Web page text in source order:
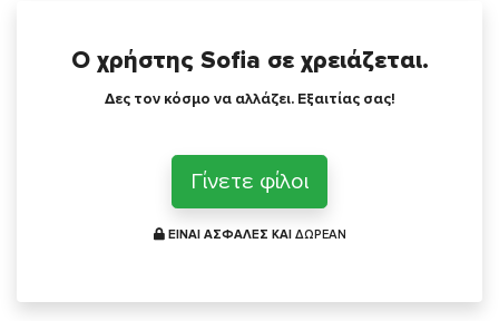
Ο χρήστης Sofia σε χρειάζεται.
Δες τον κόσμο να αλλάζει. Εξαιτίας σας!
Γίνετε φίλοι
ΕΙΝΑΙ ΑΣΦΑΛΕΣ ΚΑΙ ΔΩΡΕΑΝ